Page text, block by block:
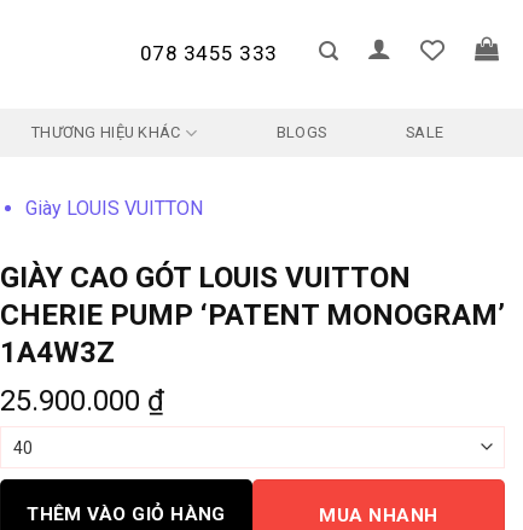
078 3455 333
THƯƠNG HIỆU KHÁC BLOGS
SALE
Giày LOUIS VUITTON
GIÀY CAO GÓT LOUIS VUITTON
CHERIE PUMP ‘PATENT MONOGRAM’
1A4W3Z
25.900.000 ₫
THÊM VÀO GIỎ HÀNG MUA NHANH